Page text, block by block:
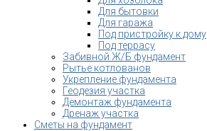
Для бытовки
Для гаража
Под пристройку к дому
Под террасу
Забивной Ж/Б фундамент
Рытье котлованов
Укрепление фундамента
Геодезия участка
Демонтаж фундамента
Дренаж участка
Сметы на фундамент